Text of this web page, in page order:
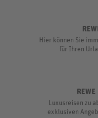
Hier können Sie
für Ihren
Luxusreisen zu
exklusiven